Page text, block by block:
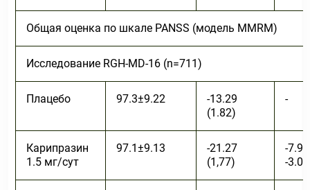
Общая оценка по шкале PANSS (модель MMRM)
Исследование RGH-MD-16 (n=711)
Плацебо 97.3±9.22
-13.29
(1.82)
-
Карипразин
1.5 мг/сут
97.1±9.13
-21.27
(1,77)
-
-